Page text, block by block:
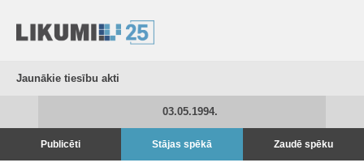
Jaunākie tiesību akti
03.05.1994.
Publicēti Stājas spēkā Zaudē spēku